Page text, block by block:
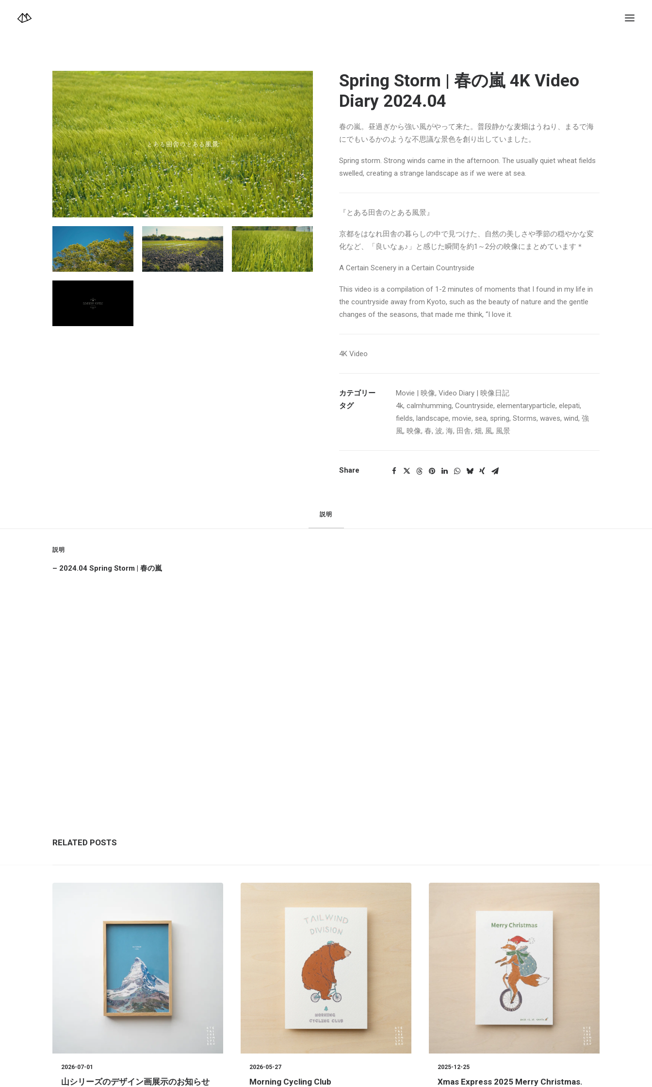
Spring Storm | 春の嵐 4K Video
Diary 2024.04
春の嵐。昼過ぎから強い風がやって来た。普段静かな麦畑はうねり、まるで海
にでもいるかのような不思議な景色を創り出していました。
Spring storm. Strong winds came in the afternoon. The usually quiet wheat fields
swelled, creating a strange landscape as if we were at sea.
『とある田舎のとある風景』
京都をはなれ田舎の暮らしの中で見つけた、自然の美しさや季節の穏やかな変
化など、「良いなぁ♪」と感じた瞬間を約1～2分の映像にまとめています＊
A Certain Scenery in a Certain Countryside
This video is a compilation of 1-2 minutes of moments that I found in my life in
the countryside away from Kyoto, such as the beauty of nature and the gentle
changes of the seasons, that made me think, “I love it.
4K Video
カテゴリー Movie | 映像, Video Diary | 映像日記
タグ
4k, calmhumming, Countryside, elementaryparticle, elepati,
fields, landscape, movie, sea, spring, Storms, waves, wind, 強
風, 映像, 春, 波, 海, 田舎, 畑, 風, 風景
Share
説明
説明
– 2024.04 Spring Storm | 春の嵐
RELATED POSTS
2026-07-01
山シリーズのデザイン画展示のお知らせ
2026-05-27
Morning Cycling Club
2025-12-25
Xmas Express 2025 Merry Christmas.